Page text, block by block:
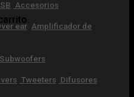
Accesorios
ear Amplificador de
Subwoofers
Tweeters Difusores